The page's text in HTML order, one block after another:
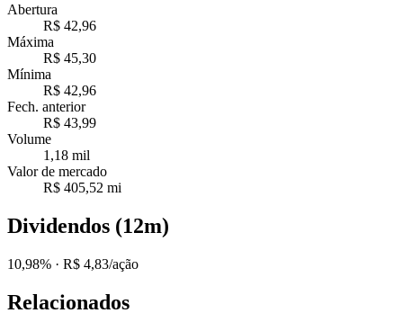
Abertura
R$ 42,96
Máxima
R$ 45,30
Mínima
R$ 42,96
Fech. anterior
R$ 43,99
Volume
1,18 mil
Valor de mercado
R$ 405,52 mi
Dividendos (12m)
10,98% · R$ 4,83/ação
Relacionados